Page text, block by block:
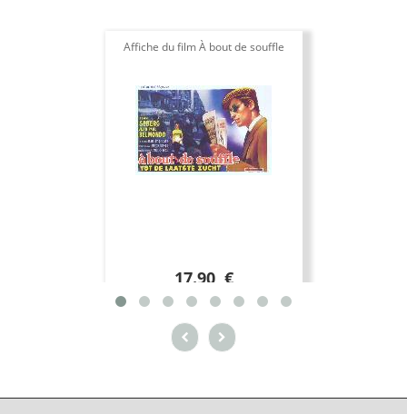
Affiche du film À bout de souffle
17.90 €